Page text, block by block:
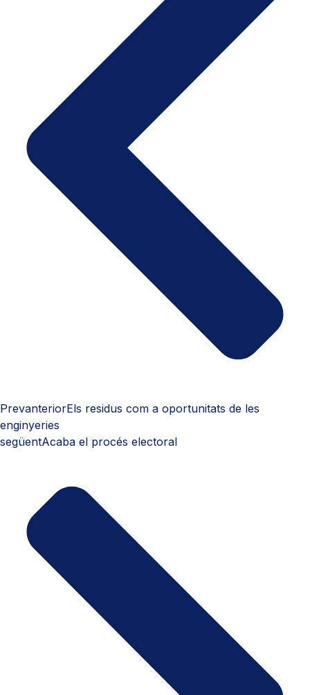
PrevanteriorEls residus com a oportunitats de les
enginyeries
següentAcaba el procés electoral